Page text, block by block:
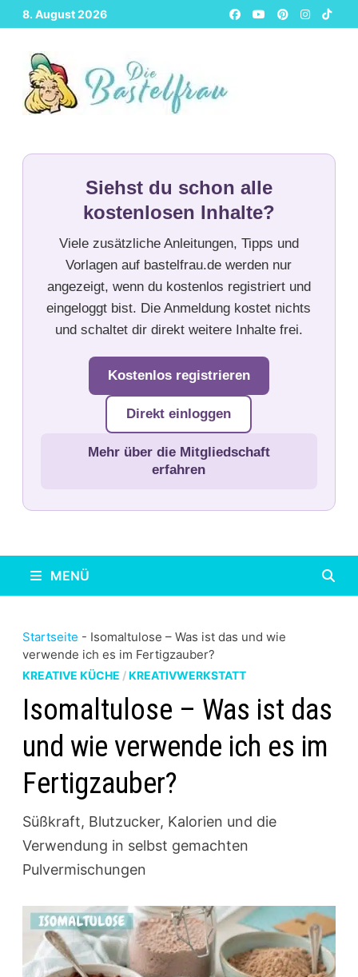
Zurück
zum
Inhalt
8. August 2026
Siehst du schon alle
kostenlosen Inhalte?
Viele zusätzliche Anleitungen, Tipps und
Vorlagen auf bastelfrau.de werden nur
angezeigt, wenn du kostenlos registriert und
eingeloggt bist. Die Anmeldung kostet nichts
und schaltet dir direkt weitere Inhalte frei.
Kostenlos registrieren
Direkt einloggen
Mehr über die Mitgliedschaft
erfahren
MENÜ
Startseite - Isomaltulose – Was ist das und wie
verwende ich es im Fertigzauber?
KREATIVE KÜCHE /KREATIVWERKSTATT
Isomaltulose – Was ist das
und wie verwende ich es im
Fertigzauber?
Süßkraft, Blutzucker, Kalorien und die
Verwendung in selbst gemachten
Pulvermischungen